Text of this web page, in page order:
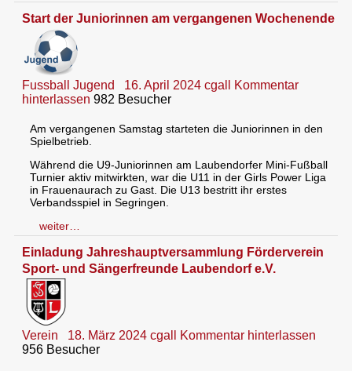
Start der Juniorinnen am vergangenen Wochenende
Fussball Jugend 16. April 2024 cgall
Kommentar
hinterlassen 982 Besucher
Am vergangenen Samstag starteten die Juniorinnen in den
Spielbetrieb.
Während die U9-Juniorinnen am Laubendorfer Mini-Fußball
Turnier aktiv mitwirkten, war die U11 in der Girls Power Liga
in Frauenaurach zu Gast. Die U13 bestritt ihr erstes
Verbandsspiel in Segringen.
weiter…
Einladung Jahreshauptversammlung Förderverein
Sport- und Sängerfreunde Laubendorf e.V.
Verein 18. März 2024 cgall
Kommentar hinterlassen
956 Besucher